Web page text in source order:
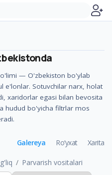
— O'zbekiston bo'ylab
e'lonlar. Sotuvchilar narx, holat
xaridorlar egasi bilan bevosita
hudud bo'yicha filtrlar mos
Parvarish vositalari
Galereya Ro‘yxat Xarita